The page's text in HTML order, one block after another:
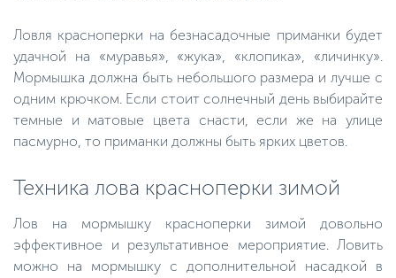
Ловля красноперки на безнасадочные приманки будет
удачной на «муравья», «жука», «клопика», «личинку».
Мормышка должна быть небольшого размера и лучше с
одним крючком. Если стоит солнечный день выбирайте
темные и матовые цвета снасти, если же на улице
пасмурно, то приманки должны быть ярких цветов.
Техника лова красноперки зимой
Лов на мормышку красноперки зимой довольно
эффективное и результативное мероприятие. Ловить
можно на мормышку с дополнительной насадкой в